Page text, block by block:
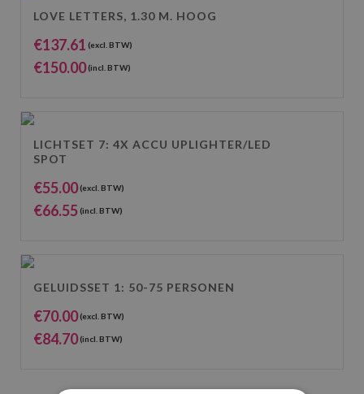
LOVE LETTERS, 1.30 M. HOOG
€137.61 (excl. BTW)
€150.00(incl. BTW)
LICHTSET 7: 4X ACCU UPLIGHTER/LED
SPOT
€55.00(excl. BTW)
€66.55 (incl. BTW)
GELUIDSSET 1: 50-75 PERSONEN
€70.00(excl. BTW)
€84.70(incl. BTW)